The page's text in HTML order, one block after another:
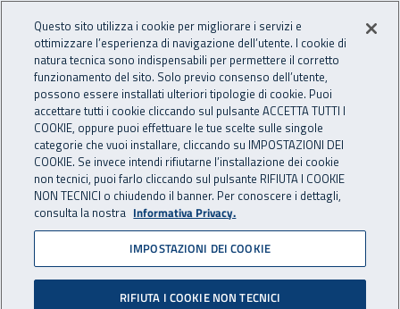
INAIL - Istituto Nazionale
RICERCA E
INNOVAZIONE
TECNOLOGICA
Apri cerca
Navigazione principale
Navigazione - Ti trovi in:
Home Ricerca e Innovazione tecnologica
Ambiti di ricerca
Area salute sul lavoro
Rischi da agenti biologici Zoonosi
Zoonosi
Le zoonosi sono infezioni o malattie trasmesse
Questo sito utilizza i cookie per migliorare i servizi e
ottimizzare l’esperienza di navigazione dell’utente. I cookie di
natura tecnica sono indispensabili per permettere il corretto
funzionamento del sito. Solo previo consenso dell’utente,
possono essere installati ulteriori tipologie di cookie. Puoi
accettare tutti i cookie cliccando sul pulsante ACCETTA TUTTI I
COOKIE, oppure puoi effettuare le tue scelte sulle singole
categorie che vuoi installare, cliccando su IMPOSTAZIONI DEI
COOKIE. Se invece intendi rifiutarne l’installazione dei cookie
non tecnici, puoi farlo cliccando sul pulsante RIFIUTA I COOKIE
NON TECNICI o chiudendo il banner. Per conoscere i dettagli,
consulta la nostra Informativa Privacy.
IMPOSTAZIONI DEI COOKIE
RIFIUTA I COOKIE NON TECNICI